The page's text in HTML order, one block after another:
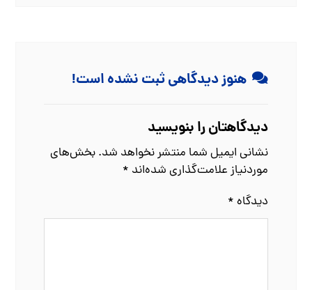
هنوز دیدگاهی ثبت نشده است!
دیدگاهتان را بنویسید
نشانی ایمیل شما منتشر نخواهد شد. بخش‌های
موردنیاز علامت‌گذاری شده‌اند *
دیدگاه *